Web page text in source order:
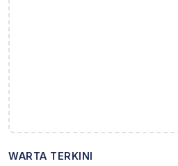
WARTA TERKINI